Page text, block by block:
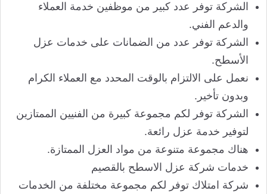
الشركة توفر عدد كبير من موظفين خدمة العملاء
والدعم الفني.
الشركة توفر عدد من الضمانات على خدمات عزل
الأسطح.
نعمل على الالتزام بالوقت المحدد مع العملاء الكرام
وبدون تأخير.
الشركة توفر لكم مجموعة كبيرة من الفنيين الممتازين
لتوفير خدمة عزل رائعة.
هناك مجموعة متنوعة من مواد العزل الممتازة.
خدمات شركة عزل الاسطح بالقصيم
شركة امتلاك توفر لكم مجموعة مختلفة من الخدمات